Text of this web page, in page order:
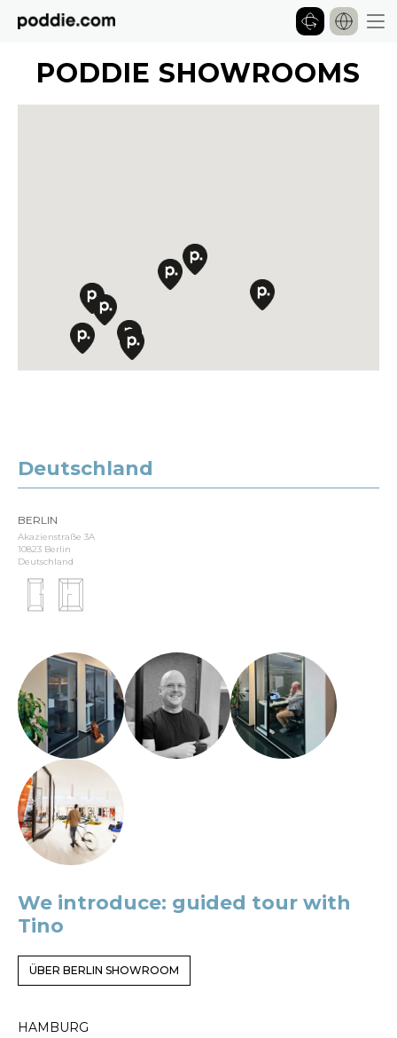
PODDIE SHOWROOMS
Deutschland
BERLIN
Akazienstraße 3A
10823 Berlin
Deutschland
We introduce: guided tour with
Tino
ÜBER BERLIN SHOWROOM
HAMBURG